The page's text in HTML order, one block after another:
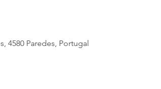
4580 Paredes, Portugal